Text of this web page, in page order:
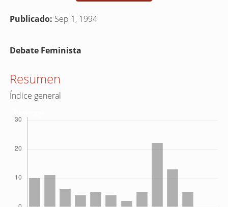
Publicado: Sep 1, 1994
Contenido
del
artículo
Debate Feminista
Resumen
Índice general